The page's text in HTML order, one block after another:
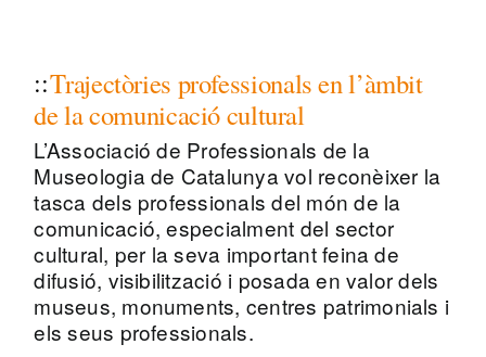
Trajectòries professionals en l’àmbit
de la comunicació cultural
L’Associació de Professionals de la
Museologia de Catalunya vol reconèixer la
tasca dels professionals del món de la
comunicació, especialment del sector
cultural, per la seva important feina de
difusió, visibilització i posada en valor dels
museus, monuments, centres patrimonials i
els seus professionals.